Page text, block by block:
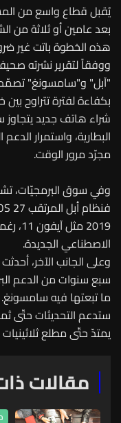
يُقبل قطاع واسع من
بعد عامين أو ثلاثة من
هذه الخطوة باتت غير
ووفقاً لتقرير نشرته
"آبل" و"سامسونغ" تصمّم
بكفاءة لفترة تتراوح
شراء هاتف جديد يتجاوز
البطارية، واستمرار
مجرّد مرور الوقت.
وفي سوق البرمجيّات،
2019
الاصطناعي الجديدة.
وعلى الجانب الآخر،
ما تبعتها فيه سامسونغ.
ستدعم التحديثات حتّى
يمتدّ حتّى مطلع
مقالات